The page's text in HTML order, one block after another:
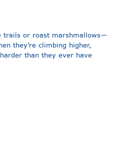
trails or roast marshmallows—
they’re climbing higher,
than they ever have